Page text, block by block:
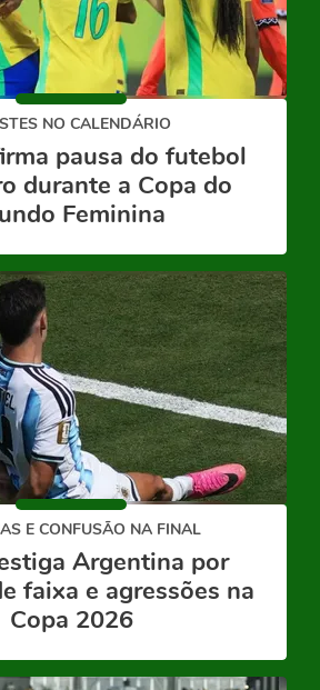
NO CALENDÁRIO
pausa do futebol
durante a Copa do
Feminina
E CONFUSÃO NA FINAL
Argentina por
faixa e agressões na
Copa 2026